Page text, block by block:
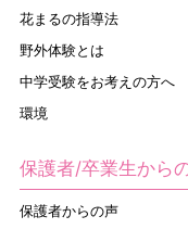
花まるの指導法
野外体験とは
中学受験をお考えの方へ
環境
保護者/卒業生から
保護者からの声